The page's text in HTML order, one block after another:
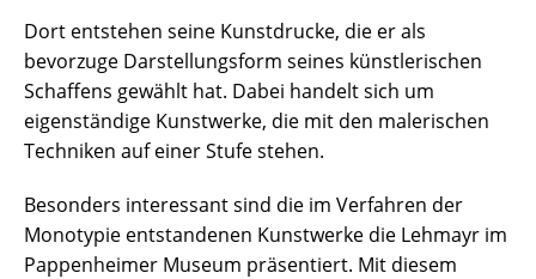
Dort entstehen seine Kunstdrucke, die er als
bevorzuge Darstellungsform seines künstlerischen
Schaffens gewählt hat. Dabei handelt sich um
eigenständige Kunstwerke, die mit den malerischen
Techniken auf einer Stufe stehen.
Besonders interessant sind die im Verfahren der
Monotypie entstandenen Kunstwerke die Lehmayr im
Pappenheimer Museum präsentiert. Mit diesem